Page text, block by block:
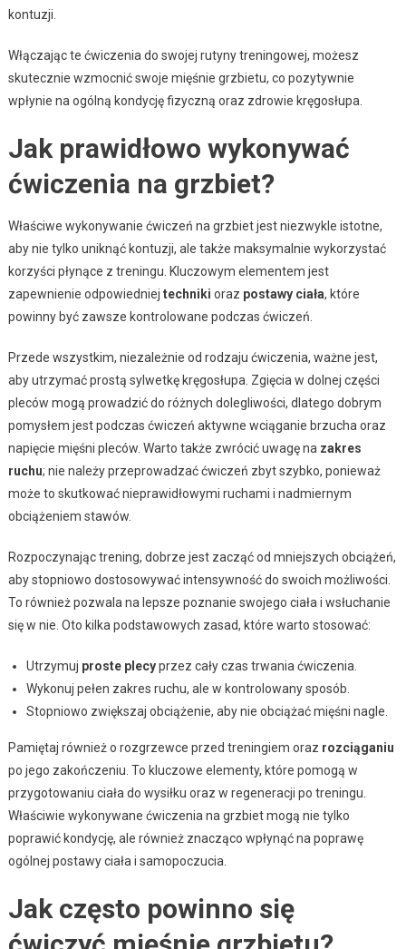
kontuzji.
Włączając te ćwiczenia do swojej rutyny treningowej, możesz
skutecznie wzmocnić swoje mięśnie grzbietu, co pozytywnie
wpłynie na ogólną kondycję fizyczną oraz zdrowie kręgosłupa.
Jak prawidłowo wykonywać
ćwiczenia na grzbiet?
Właściwe wykonywanie ćwiczeń na grzbiet jest niezwykle istotne,
aby nie tylko uniknąć kontuzji, ale także maksymalnie wykorzystać
korzyści płynące z treningu. Kluczowym elementem jest
zapewnienie odpowiedniej techniki oraz postawy ciała, które
powinny być zawsze kontrolowane podczas ćwiczeń.
Przede wszystkim, niezależnie od rodzaju ćwiczenia, ważne jest,
aby utrzymać prostą sylwetkę kręgosłupa. Zgięcia w dolnej części
pleców mogą prowadzić do różnych dolegliwości, dlatego dobrym
pomysłem jest podczas ćwiczeń aktywne wciąganie brzucha oraz
napięcie mięśni pleców. Warto także zwrócić uwagę na zakres
ruchu; nie należy przeprowadzać ćwiczeń zbyt szybko, ponieważ
może to skutkować nieprawidłowymi ruchami i nadmiernym
obciążeniem stawów.
Rozpoczynając trening, dobrze jest zacząć od mniejszych obciążeń,
aby stopniowo dostosowywać intensywność do swoich możliwości.
To również pozwala na lepsze poznanie swojego ciała i wsłuchanie
się w nie. Oto kilka podstawowych zasad, które warto stosować:
Utrzymuj proste plecyprzez cały czas trwania ćwiczenia.
Wykonuj pełen zakres ruchu, ale w kontrolowany sposób.
Stopniowo zwiększaj obciążenie, aby nie obciążać mięśni nagle.
Pamiętaj również o rozgrzewce przed treningiem oraz rozciąganiu
po jego zakończeniu. To kluczowe elementy, które pomogą w
przygotowaniu ciała do wysiłku oraz w regeneracji po treningu.
Właściwie wykonywane ćwiczenia na grzbiet mogą nie tylko
poprawić kondycję, ale również znacząco wpłynąć na poprawę
ogólnej postawy ciała i samopoczucia.
Jak często powinno się